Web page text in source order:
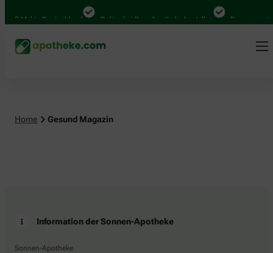
Mal in Deutschland Online bei Ihrer Apotheke bestellen Bequem
Home Gesund Magazin
Information der Sonnen-Apotheke
Sonnen-Apotheke